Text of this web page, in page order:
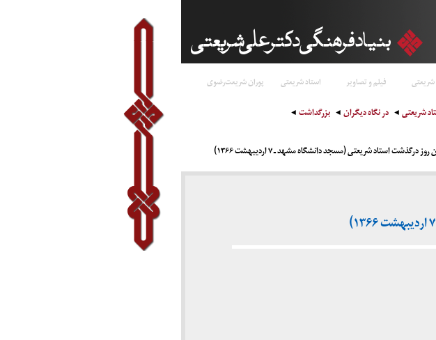
شریعتی فیلم و تصاویر استاد شریعتی پوران شریعت‌رضوی
شریعتی در نگاه دیگران بزرگداشت
درگذشت استاد شریعتی (مسجد دانشگاه مشهد ـ ۷ اردیبهشت ۱۳۶۶)